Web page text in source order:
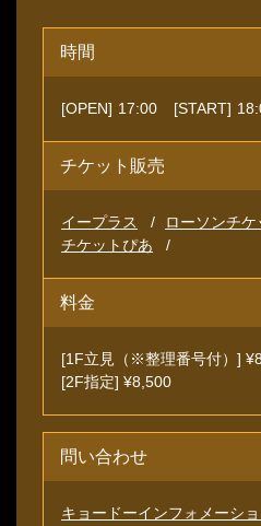
時間
[OPEN] 17:00 [START]
チケット販売
イープラス
ローソンチケ
チケットぴあ
料金
[1F立見（※整理番号付）]
[2F指定] ¥8,500
問い合わせ
キョードーインフォメーシ